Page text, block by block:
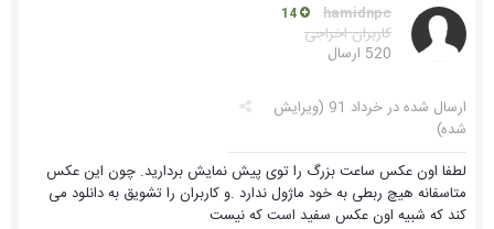
hamidnpc
کاربران اخراجی
520 ارسال
ارسال شده درخرداد 91
(ویرایش
شده)
لطفا اون عکس ساعت بزرگ را توی پیش نمایش بردارید. چون این عکس
متاسفانه هیچ ربطی به خود ماژول ندارد .و کاربران را تشویق به دانلود می
کند که شبیه اون عکس سفید است که نیست